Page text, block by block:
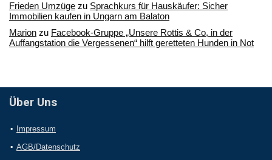
Frieden Umzüge zu Sprachkurs für Hauskäufer: Sicher
Immobilien kaufen in Ungarn am Balaton
Marion zu Facebook-Gruppe „Unsere Rottis & Co, in der
Auffangstation die Vergessenen“ hilft geretteten Hunden in Not
Über Uns
Impressum
AGB/Datenschutz